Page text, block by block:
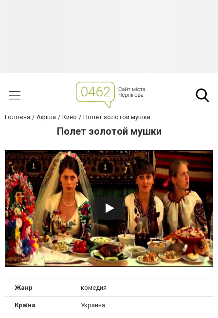
Головна Афіша Кино Полет золотой мушки
Полет золотой мушки
Жанр комедия
Країна Украина